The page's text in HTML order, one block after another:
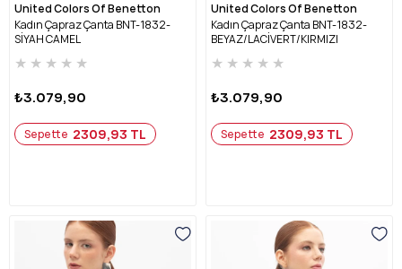
United Colors Of Benetton
Kadın Çapraz Çanta BNT-1832-
SİYAH CAMEL
★ ★ ★ ★ ★
₺3.079,90
Sepette 2309,93 TL
United Colors Of Benetton
Kadın Çapraz Çanta BNT-1832-
BEYAZ/LACİVERT/KIRMIZI
★ ★ ★ ★ ★
₺3.079,90
Sepette 2309,93 TL